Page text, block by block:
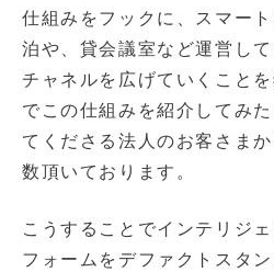
仕組みをフックに、スマー
泊や、貸会議室など運営し
チャネルを広げていくこと
でこの仕組みを紹介してみ
てくださる法人のお客さま
数頂いております。
こうすることでインテリジ
フォームをデファクトスタ